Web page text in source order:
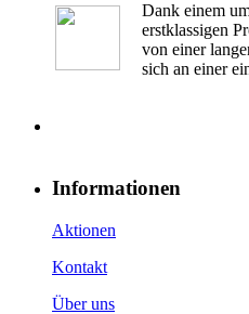
Dank einem
erstklassigen
von einer
sich an einer
Informationen
Aktionen
Kontakt
Über uns